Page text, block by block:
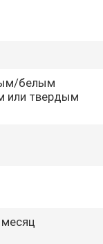
белым
или твердым